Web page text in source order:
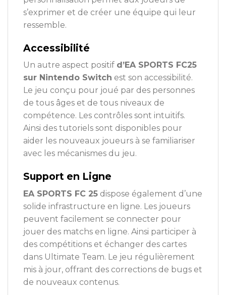
s’exprimer et de créer une équipe qui leur
ressemble.
Accessibilité
Un autre aspect positif d’EA SPORTS FC25
sur Nintendo Switch est son accessibilité.
Le jeu conçu pour joué par des personnes
de tous âges et de tous niveaux de
compétence. Les contrôles sont intuitifs.
Ainsi des tutoriels sont disponibles pour
aider les nouveaux joueurs à se familiariser
avec les mécanismes du jeu.
Support en Ligne
EA SPORTS FC 25 dispose également d’une
solide infrastructure en ligne. Les joueurs
peuvent facilement se connecter pour
jouer des matchs en ligne. Ainsi participer à
des compétitions et échanger des cartes
dans Ultimate Team. Le jeu régulièrement
mis à jour, offrant des corrections de bugs et
de nouveaux contenus.